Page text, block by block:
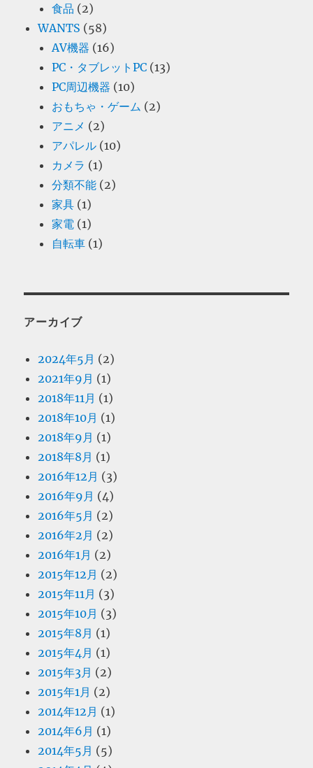
食品 (2)
WANTS (58)
AV機器 (16)
PC・タブレットPC (13)
PC周辺機器 (10)
おもちゃ・ゲーム (2)
アニメ (2)
アパレル (10)
カメラ (1)
分類不能 (2)
家具 (1)
家電 (1)
自転車 (1)
アーカイブ
2024年5月 (2)
2021年9月 (1)
2018年11月 (1)
2018年10月 (1)
2018年9月 (1)
2018年8月 (1)
2016年12月 (3)
2016年9月 (4)
2016年5月 (2)
2016年2月 (2)
2016年1月 (2)
2015年12月 (2)
2015年11月 (3)
2015年10月 (3)
2015年8月 (1)
2015年4月 (1)
2015年3月 (2)
2015年1月 (2)
2014年12月 (1)
2014年6月 (1)
2014年5月 (5)